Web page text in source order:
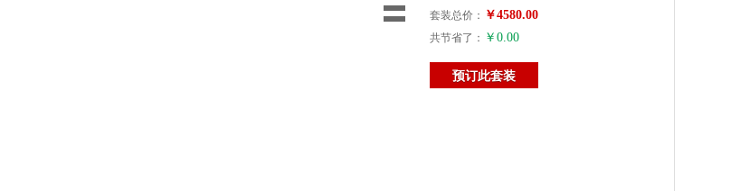
套装总价： ￥4580.00
共节省了： ￥ 0.00
预订此套装